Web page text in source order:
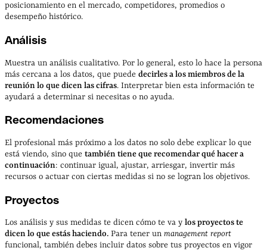
posicionamiento en el mercado, competidores, promedios o
desempeño histórico.
Análisis
Muestra un análisis cualitativo. Por lo general, esto lo hace la persona
más cercana a los datos, que puede decirles a los miembros de la
reunión lo que dicen las cifras. Interpretar bien esta información te
ayudará a determinar si necesitas o no ayuda.
Recomendaciones
El profesional más próximo a los datos no solo debe explicar lo que
está viendo, sino que también tiene que recomendar qué hacer a
continuación: continuar igual, ajustar, arriesgar, invertir más
recursos o actuar con ciertas medidas si no se logran los objetivos.
Proyectos
Los análisis y sus medidas te dicen cómo te va y los proyectos te
dicen lo que estás haciendo. Para tener un management report
funcional, también debes incluir datos sobre tus proyectos en vigor